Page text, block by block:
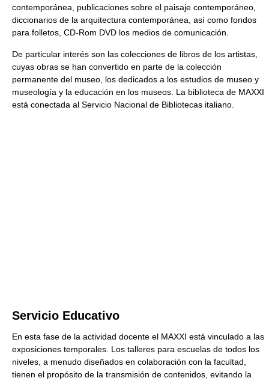
contemporánea, publicaciones sobre el paisaje contemporáneo,
diccionarios de la arquitectura contemporánea, así como fondos
para folletos, CD-Rom DVD los medios de comunicación.
De particular interés son las colecciones de libros de los artistas,
cuyas obras se han convertido en parte de la colección
permanente del museo, los dedicados a los estudios de museo y
museología y la educación en los museos. La biblioteca de MAXXI
está conectada al Servicio Nacional de Bibliotecas italiano.
Servicio Educativo
En esta fase de la actividad docente el MAXXI está vinculado a las
exposiciones temporales. Los talleres para escuelas de todos los
niveles, a menudo diseñados en colaboración con la facultad,
tienen el propósito de la transmisión de contenidos, evitando la